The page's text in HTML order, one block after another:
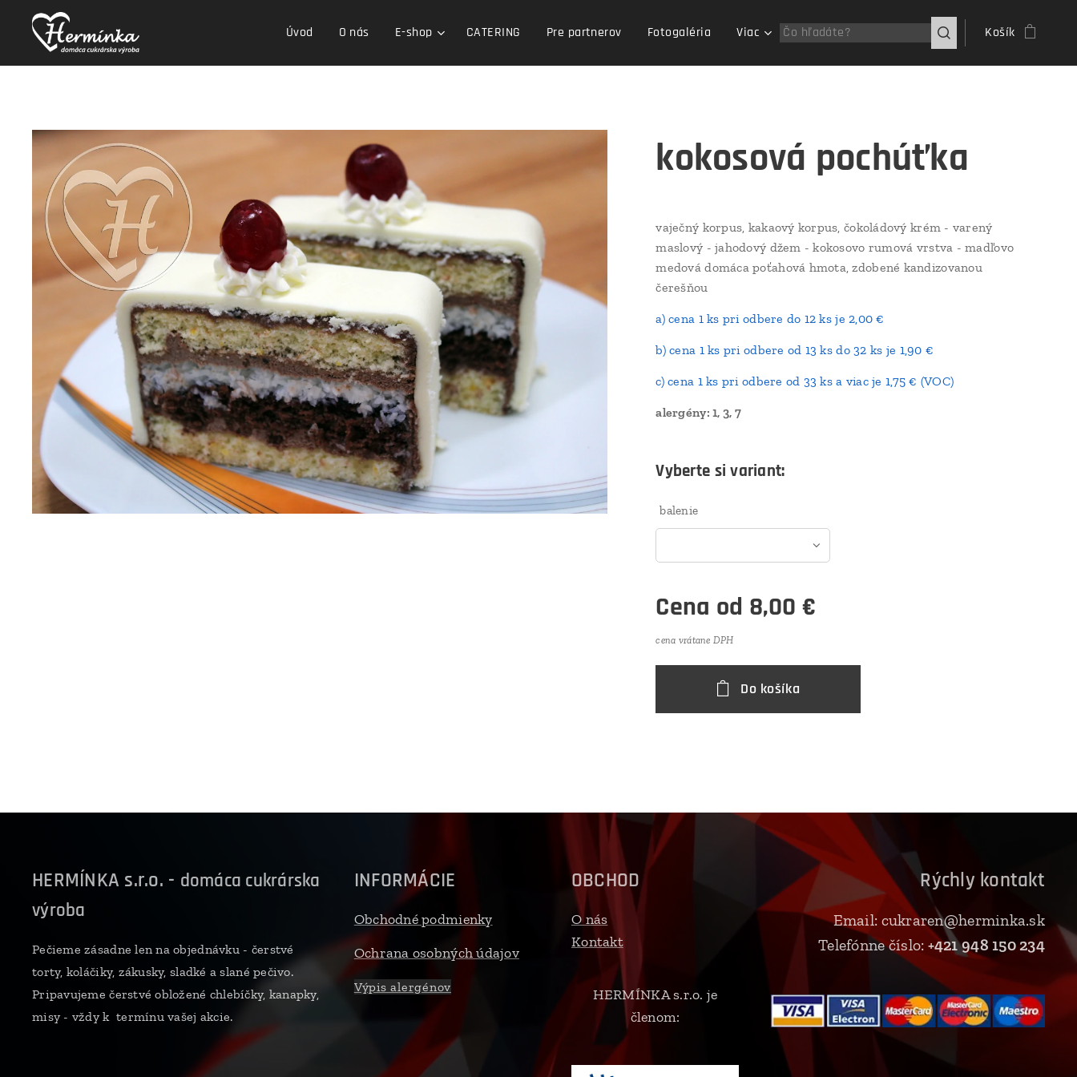
Úvod O nás E-shop CATERING Pre partnerov Fotogaléria Viac Košík
kokosová pochúťka
vaječný korpus, kakaový korpus, čokoládový krém - varený
maslový - jahodový džem - kokosovo rumová vrstva - madľovo
medová domáca poťahová hmota, zdobené kandizovanou
čerešňou
a) cena 1 ks pri odbere do 12 ks je 2,00 €
b) cena 1 ks pri odbere od 13 ks do 32 ks je 1,90 €
c) cena 1 ks pri odbere od 33 ks a viac je 1,75 € (VOC)
alergény: 1, 3, 7
Vyberte si variant:
balenie
Cena od 8,00 €
cena vrátane DPH
Do košíka
HERMÍNKA s.r.o. - domáca cukrárska
výroba
Pečieme zásadne len na objednávku - čerstvé
torty, koláčiky, zákusky, sladké a slané pečivo.
Pripavujeme čerstvé obložené chlebíčky, kanapky,
misy - vždy k termínu vašej akcie.
INFORMÁCIE
Obchodné podmienky
Ochrana osobných údajov
Výpis alergénov
OBCHOD
O nás
Kontakt
HERMÍNKA s.r.o. je
členom:
Rýchly kontakt
Email: cukraren@herminka.sk
Telefónne číslo: +421 948 150 234